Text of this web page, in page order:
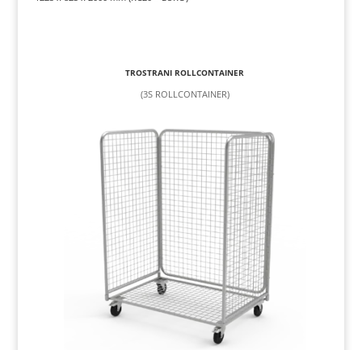
TROSTRANI ROLLCONTAINER
(3S ROLLCONTAINER)